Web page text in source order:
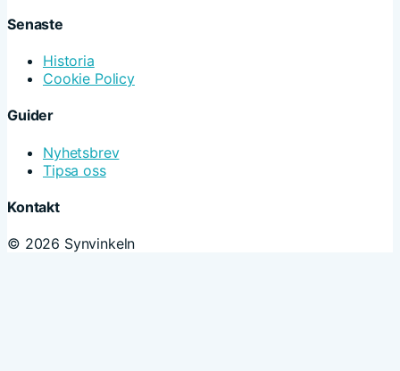
Senaste
Historia
Cookie Policy
Guider
Nyhetsbrev
Tipsa oss
Kontakt
© 2026 Synvinkeln